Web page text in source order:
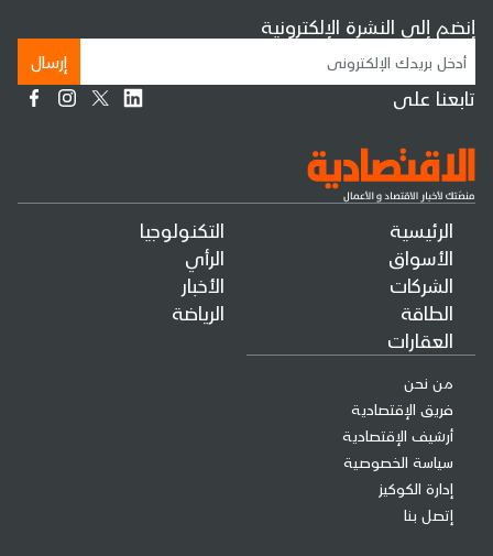
الرئيسية
الأسواق
الشركات
الطاقة
العقارات
التكنولوجيا
الرأي
الأخبار
الرياضة
من نحن
فريق الإقتصادية
أرشيف الإقتصادية
سياسة الخصوصية
إدارة الكوكيز
إتصل بنا
إنضم إلى النشرة الإلكترونية
إرسال
تابعنا على